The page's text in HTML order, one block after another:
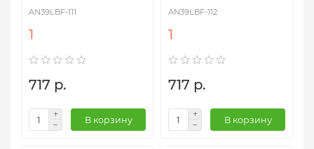
AN39LBF-111
1
717 р.
В корзину
AN39LBF-112
1
717 р.
В корзину